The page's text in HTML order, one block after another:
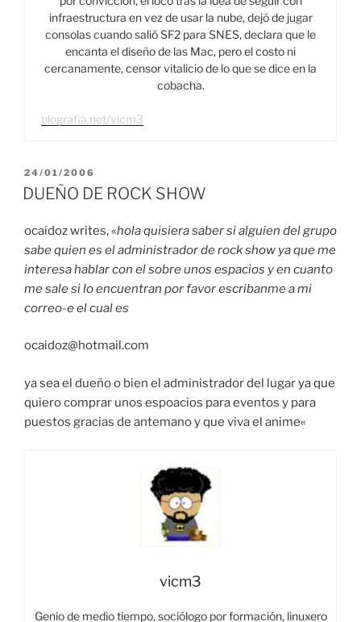
infraestructura en vez de usar la nube, dejó de jugar
consolas cuando salió SF2 para SNES, declara que le
encanta el diseño de las Mac, pero el costo ni
cercanamente, censor vitalicio de lo que se dice en la
cobacha.
blografia.net/vicm3
PUBLICADO
EL
24/01/2006
DUEÑO DE ROCK SHOW
ocaidoz writes, «hola quisiera saber si alguien del grupo
sabe quien es el administrador de rock show ya que me
interesa hablar con el sobre unos espacios y en cuanto
me sale si lo encuentran por favor escribanme a mi
correo-e el cual es
ocaidoz@hotmail.com
ya sea el dueño o bien el administrador del lugar ya que
quiero comprar unos espoacios para eventos y para
puestos gracias de antemano y que viva el anime«
vicm3
Genio de medio tiempo, sociólogo por formación, linuxero